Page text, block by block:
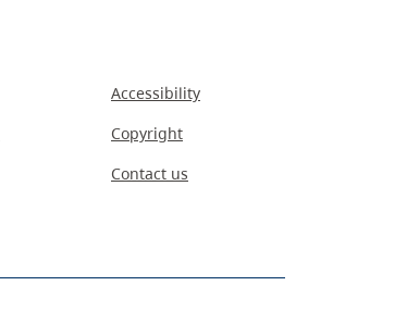
Accessibility
Copyright
Contact us